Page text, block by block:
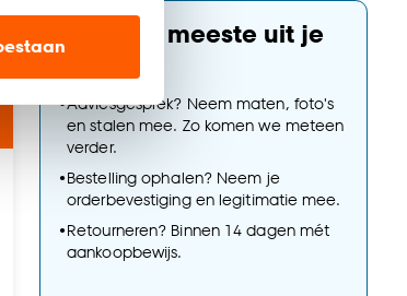
de
.
Haal het meeste uit je
•Adviesgesprek? Neem maten, foto's
en stalen mee. Zo komen we meteen
verder.
•Bestelling ophalen? Neem je
orderbevestiging en legitimatie mee.
•Retourneren? Binnen 14 dagen mét
aankoopbewijs.